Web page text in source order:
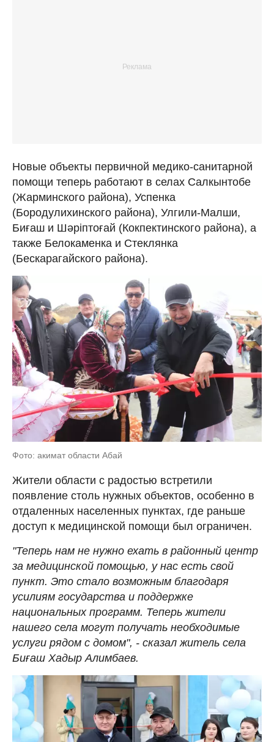
Новые объекты первичной медико-санитарной
помощи теперь работают в селах Салкынтобе
(Жарминского района), Успенка
(Бородулихинского района), Улгили-Малши,
Биғаш и Шәріптоғай (Кокпектинского района), а
также Белокаменка и Стеклянка
(Бескарагайского района).
Фото: акимат области Абай
Жители области с радостью встретили
появление столь нужных объектов, особенно в
отдаленных населенных пунктах, где раньше
доступ к медицинской помощи был ограничен.
"Теперь нам не нужно ехать в районный центр
за медицинской помощью, у нас есть свой
пункт. Это стало возможным благодаря
усилиям государства и поддержке
национальных программ. Теперь жители
нашего села могут получать необходимые
услуги рядом с домом", - сказал житель села
Биғаш Хадыр Алимбаев.